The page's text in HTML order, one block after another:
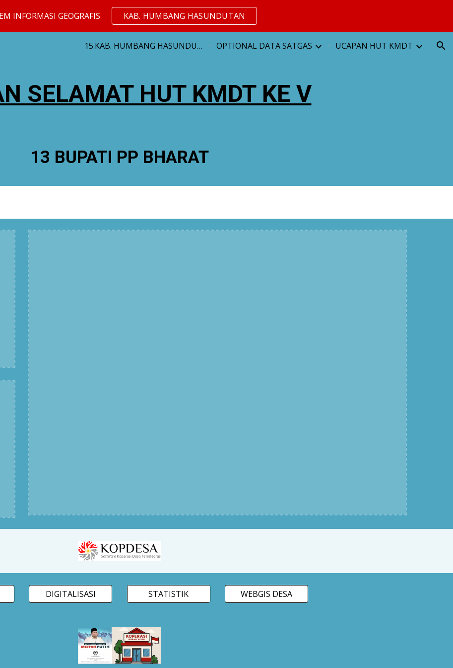
Skip to main content Skip to navigation
INFORMASI GEOGRAFIS KAB. HUMBANG HASUNDUTAN
15.KAB. HUMBANG HASUNDUTAN OPTIONAL DATA SATGAS UCAPAN HUT KMDT
SELAMAT HUT KMDT KE V
13 BUPATI PP BHARAT
DIGITALISASI STATISTIK WEBGIS DESA